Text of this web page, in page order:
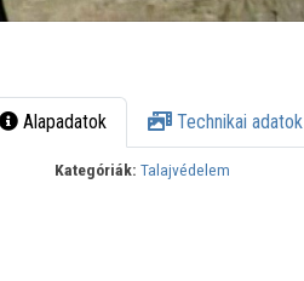
Alapadatok Technikai adatok
Kategóriák: Talajvédelem